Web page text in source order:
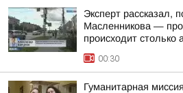
Эксперт рассказал,
Масленникова —
происходит столько
00:30
Гуманитарная